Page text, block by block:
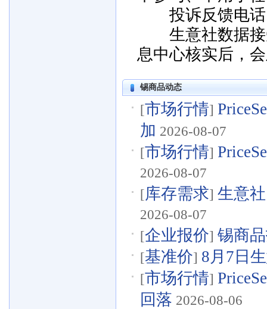
投诉反馈电话
生意社数据接
息中心核实后，
锡商品动态
[市场行情]
加 2026-08-07
[市场行情]
2026-08-07
[库存需求] 生意
2026-08-07
[企业报价] 锡商
[基准价] 8月7日
[市场行情]
回落 2026-08-06